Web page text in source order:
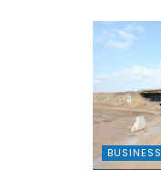
BUSINESS